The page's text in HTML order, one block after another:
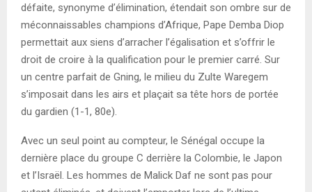
défaite, synonyme d’élimination, étendait son ombre sur de
méconnaissables champions d’Afrique, Pape Demba Diop
permettait aux siens d’arracher l’égalisation et s’offrir le
droit de croire à la qualification pour le premier carré. Sur
un centre parfait de Gning, le milieu du Zulte Waregem
s’imposait dans les airs et plaçait sa tête hors de portée
du gardien (1-1, 80e).
Avec un seul point au compteur, le Sénégal occupe la
dernière place du groupe C derrière la Colombie, le Japon
et l’Israël. Les hommes de Malick Daf ne sont pas pour